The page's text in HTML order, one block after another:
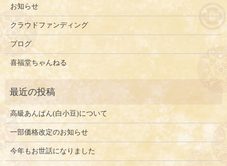
お知らせ
クラウドファンディング
ブログ
喜福堂ちゃんねる
高級あんぱん(白小豆)について
一部価格改定のお知らせ
今年もお世話になりました